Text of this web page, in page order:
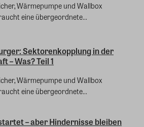
Wärmepumpe und Wallbox
eine übergeordnete...
Sektorenkopplung in der
– Was? Teil 1
Wärmepumpe und Wallbox
eine übergeordnete...
– aber Hindernisse bleiben